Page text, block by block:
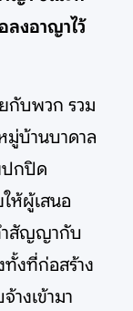
ลงอาญาไว้
กับพวก รวม
มู่บ้านบาดาล
ปกปิด
ห้ผู้เสนอ
ำสัญญากับ
ทั้งที่ก่อสร้าง
างเข้ามา